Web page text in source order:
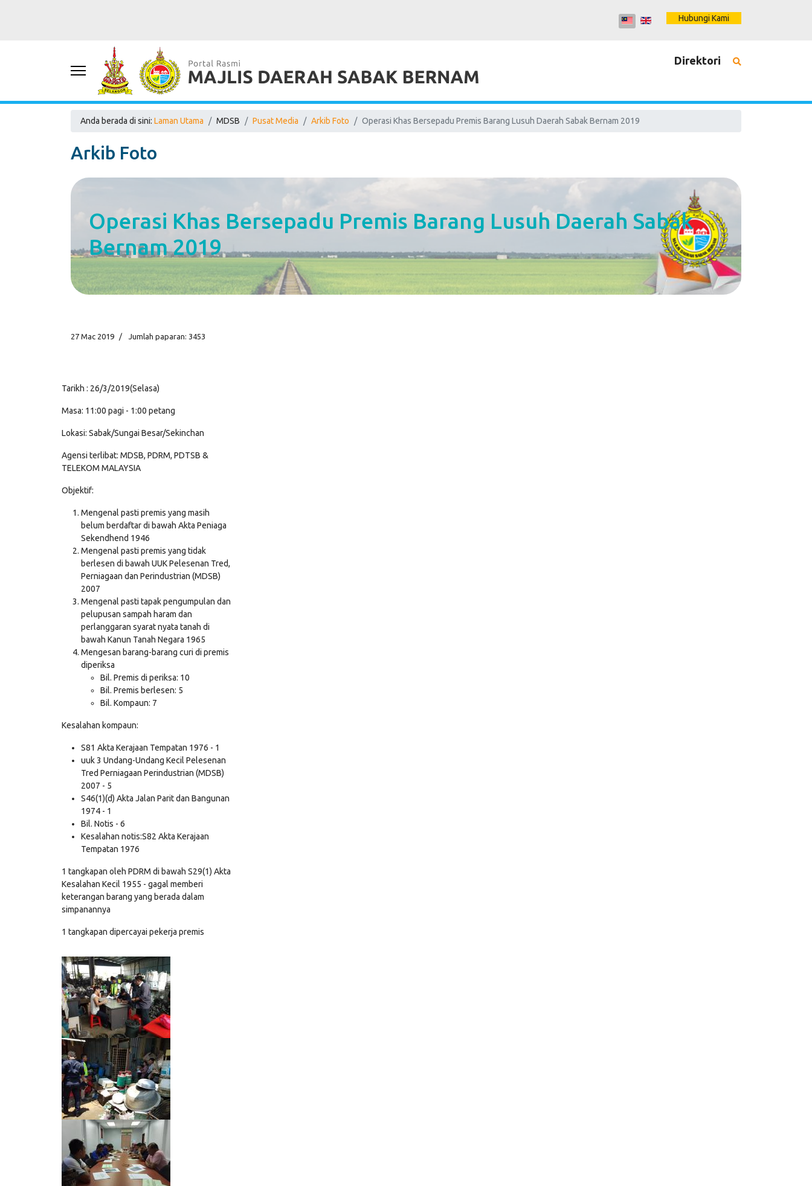
Hubungi Kami
Direktori
Anda berada di sini: Laman Utama MDSB Pusat Media Arkib Foto Operasi Khas Bersepadu Premis Barang Lusuh Daerah Sabak Bernam 2019
Arkib Foto
Operasi Khas Bersepadu Premis Barang Lusuh Daerah Sabak
Bernam 2019
27 Mac 2019 Jumlah paparan: 3453
Tarikh : 26/3/2019(Selasa)
Masa: 11:00 pagi - 1:00 petang
Lokasi: Sabak/Sungai Besar/Sekinchan
Agensi terlibat: MDSB, PDRM, PDTSB &
TELEKOM MALAYSIA
Objektif:
Mengenal pasti premis yang masih
belum berdaftar di bawah Akta Peniaga
Sekendhend 1946
Mengenal pasti premis yang tidak
berlesen di bawah UUK Pelesenan Tred,
Perniagaan dan Perindustrian (MDSB)
2007
Mengenal pasti tapak pengumpulan dan
pelupusan sampah haram dan
perlanggaran syarat nyata tanah di
bawah Kanun Tanah Negara 1965
Mengesan barang-barang curi di premis
diperiksa
Bil. Premis di periksa: 10
Bil. Premis berlesen: 5
Bil. Kompaun: 7
Kesalahan kompaun:
S81 Akta Kerajaan Tempatan 1976 - 1
uuk 3 Undang-Undang Kecil Pelesenan
Tred Perniagaan Perindustrian (MDSB)
2007 - 5
S46(1)(d) Akta Jalan Parit dan Bangunan
1974 - 1
Bil. Notis - 6
Kesalahan notis:S82 Akta Kerajaan
Tempatan 1976
1 tangkapan oleh PDRM di bawah S29(1) Akta
Kesalahan Kecil 1955 - gagal memberi
keterangan barang yang berada dalam
simpanannya
1 tangkapan dipercayai pekerja premis